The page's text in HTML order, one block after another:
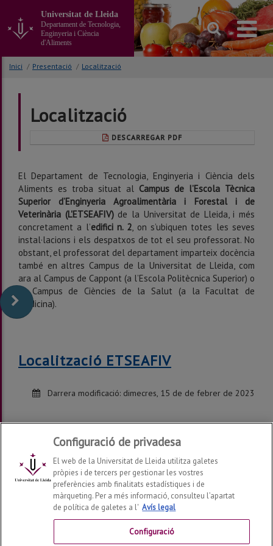
contingut
principal
de
Universitat de Lleida
Departament de Tecnologia,
Enginyeria i Ciència
d'Aliments
Inici / Presentació / Localització
Localització
DESCARREGAR PDF
El Departament de Tecnologia, Enginyeria i Ciència dels
Aliments es troba situat al Campus de l’Escola Tècnica
Superior d’Enginyeria Agroalimentària i Forestal i de
Veterinària (L'ETSEAFIV)de la Universitat de Lleida, i més
concretament a l’edifici n. 2, on s’ubiquen totes les seves
instal·lacions i els despatxos de tot el seu professorat. No
obstant, el professorat del departament imparteix docència
també en altres Campus de la Universitat de Lleida, com
ara al Campus de Cappont (a l’Escola Politècnica Superior) o
al Campus de Ciències de la Salut (a la Facultat de
Medicina).
Localització ETSEAFIV
Darrera modificació: dimecres, 15 de de febrer de 2023
Departament de Tecnologia, Enginyeria i Ciència
© | Telf: +34 973 70 25 21
Configuració de privadesa
El web de la Universitat de Lleida utilitza galetes
pròpies i de tercers per gestionar les vostres
preferències amb finalitats estadístiques i de
màrqueting. Per a més informació, consulteu l’apartat
de política de galetes a l' Avís legal
Configuració